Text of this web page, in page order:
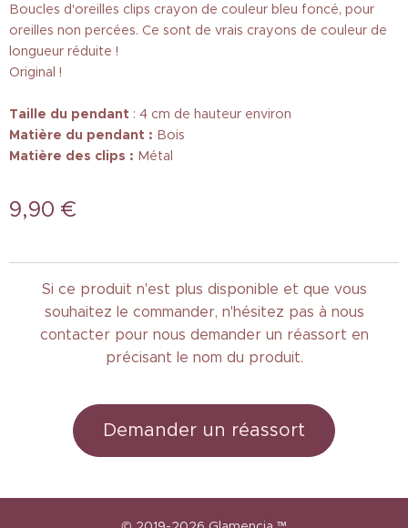
Boucles d'oreilles clips crayon de couleur bleu foncé, pour
oreilles non percées. Ce sont de vrais crayons de couleur de
longueur réduite !
Original !
Taille du pendant : 4 cm de hauteur environ
Matière du pendant : Bois
Matière des clips : Métal
9,90 €
Si ce produit n'est plus disponible et que vous
souhaitez le commander, n'hésitez pas à nous
contacter pour nous demander un réassort en
précisant le nom du produit.
Demander un réassort